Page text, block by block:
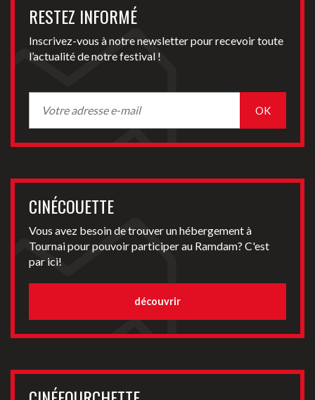
RESTEZ INFORMÉ
Inscrivez-vous à notre newsletter pour recevoir toute
l’actualité de notre festival !
CINÉCOUETTE
Vous avez besoin de trouver un hébergement à
Tournai pour pouvoir participer au Ramdam? C'est
par ici!
découvrir